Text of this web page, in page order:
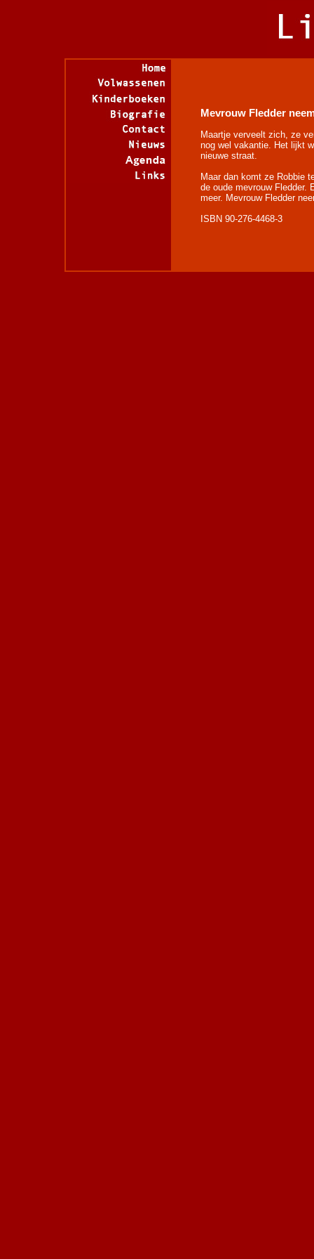
Mevrouw Fledder
Maartje verveelt zich, ze
nog wel vakantie. Het lijkt
nieuwe straat.
Maar dan komt ze Robbie
de oude mevrouw Fledder.
meer. Mevrouw Fledder
ISBN 90-276-4468-3